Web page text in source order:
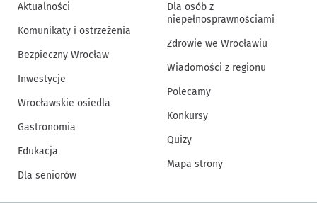
Aktualności
Komunikaty i ostrzeżenia
Bezpieczny Wrocław
Inwestycje
Wrocławskie osiedla
Gastronomia
Edukacja
Dla seniorów
Dla osób z
niepełnosprawnościami
Zdrowie we Wrocławiu
Wiadomości z regionu
Polecamy
Konkursy
Quizy
Mapa strony